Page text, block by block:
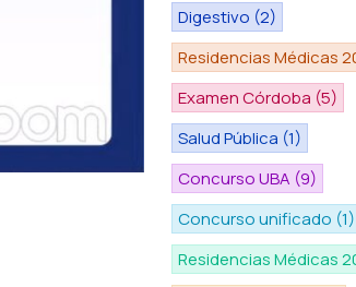
Digestivo (2)
Residencias Médicas
Examen Córdoba (5)
Salud Pública (1)
Concurso UBA (9)
Concurso unificado (1)
Residencias Médicas